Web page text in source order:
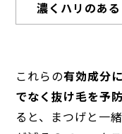
濃くハリのあ
これらの有効成分
でなく抜け毛を予
ると、まつげと一